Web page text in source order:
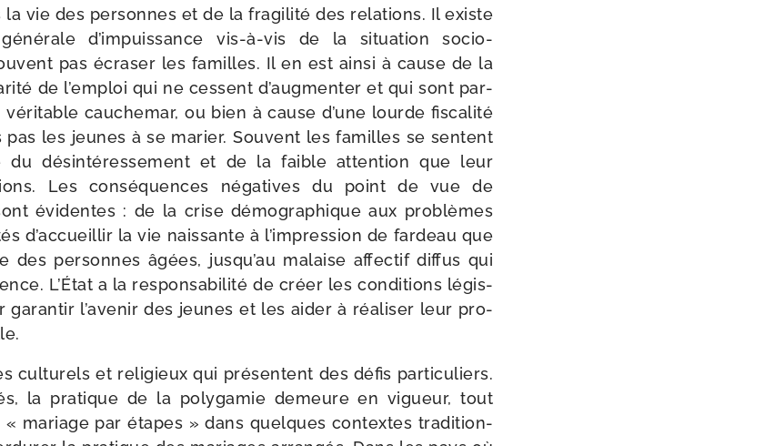
la vie des per­sonnes et de la fra­gi­li­té des rela­tions. Il existe
d’impuissance vis-​à-​vis de la situa­tion socio-​
pas écra­ser les familles. Il en est ain­si à cause de la
de l’emploi qui ne cessent d’augmenter et qui sont par­
cau­che­mar, ou bien à cause d’une lourde fis­ca­li­té
pas les jeunes à se marier. Souvent les familles se sentent
du dés­in­té­res­se­ment et de la faible atten­tion que leur
Les consé­quences néga­tives du point de vue de
évi­dentes : de la crise démo­gra­phique aux pro­blèmes
d’accueillir la vie nais­sante à l’impression de far­deau que
des per­sonnes âgées, jusqu’au malaise affec­tif dif­fus qui
L’État a la res­pon­sa­bi­li­té de créer les condi­tions légis­
garan­tir l’avenir des jeunes et les aider à réa­li­ser leur pro­
cultu­rels et reli­gieux qui pré­sentent des défis par­ti­cu­liers.
la pra­tique de la poly­ga­mie demeure en vigueur, tout
mariage par étapes » dans quelques contextes tra­di­tion­